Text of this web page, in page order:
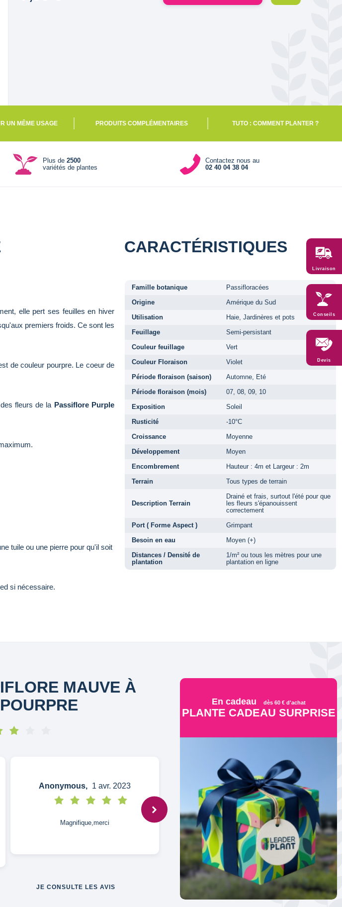
UN MÊME USAGE PRODUITS COMPLÉMENTAIRES TUTO : COMMENT PLANTER ?
Plus de 2500
variétés de plantes
Contactez nous au
02 40 04 38 04
elle pert ses feuilles en hiver
premiers froids. Ce sont les
de couleur pourpre. Le coeur de
fleurs de la Passiflore Purple
tuile ou une pierre pour qu'il soit
si nécessaire.
CARACTÉRISTIQUES
Famille botanique
Passifloracées
Origine
Amérique du Sud
Utilisation
Haie, Jardinères et pots
Feuillage
Semi-persistant
Couleur feuillage
Vert
Couleur Floraison
Violet
Période floraison (saison)
Automne, Eté
Période floraison (mois)
07, 08, 09, 10
Exposition
Soleil
Rusticité
-10°C
Croissance
Moyenne
Développement
Moyen
Encombrement
Hauteur : 4m et Largeur : 2m
Terrain
Tous types de terrain
Description Terrain
Drainé et frais, surtout l'été pour que
les fleurs s'épanouissent
correctement
Port ( Forme Aspect )
Grimpant
Besoin en eau
Moyen (+)
Distances / Densité de
plantation
1/m² ou tous les mètres pour une
plantation en ligne
MAUVE À
Anonymous, 1 avr. 2023
Magnifique,merci
Anonymous, 8 avr. 2022
même pas vu tellement minuscule
JE CONSULTE LES AVIS
En cadeau dès 60 € d'achat
PLANTE CADEAU SURPRISE
Livraison
Conseils
Devis